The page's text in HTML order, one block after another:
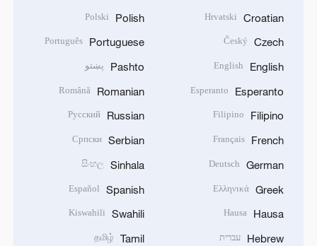
Croatian
Hrvatski
Czech
Český
English
English
Esperanto
Esperanto
Filipino
Filipino
French
Français
German
Deutsch
Greek
Ελληνικά
Hausa
Hausa
Hebrew עברית
Polish
Polski
Portuguese
Português
Pashto پښتو
Romanian
Română
Russian
Русский
Serbian
Српски
Sinhala
සිංහල
Spanish
Español
Swahili
Kiswahili
Tamil
தமிழ்